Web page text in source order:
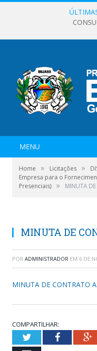
MENU
Home » Licitações »
Empresa para o
Presenciais) » MINUTA
MINUTA DE
POR ADMINISTRADOR EM 6 DE
MINUTA DE CONTRATO
COMPARTILHAR:
TwitterFacebook